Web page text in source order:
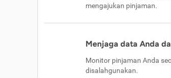
mengajukan pinjaman.
Menjaga data Anda
Monitor pinjaman Anda
disalahgunakan.